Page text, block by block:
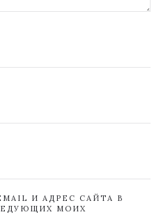
И АДРЕС САЙТА В
МОИХ